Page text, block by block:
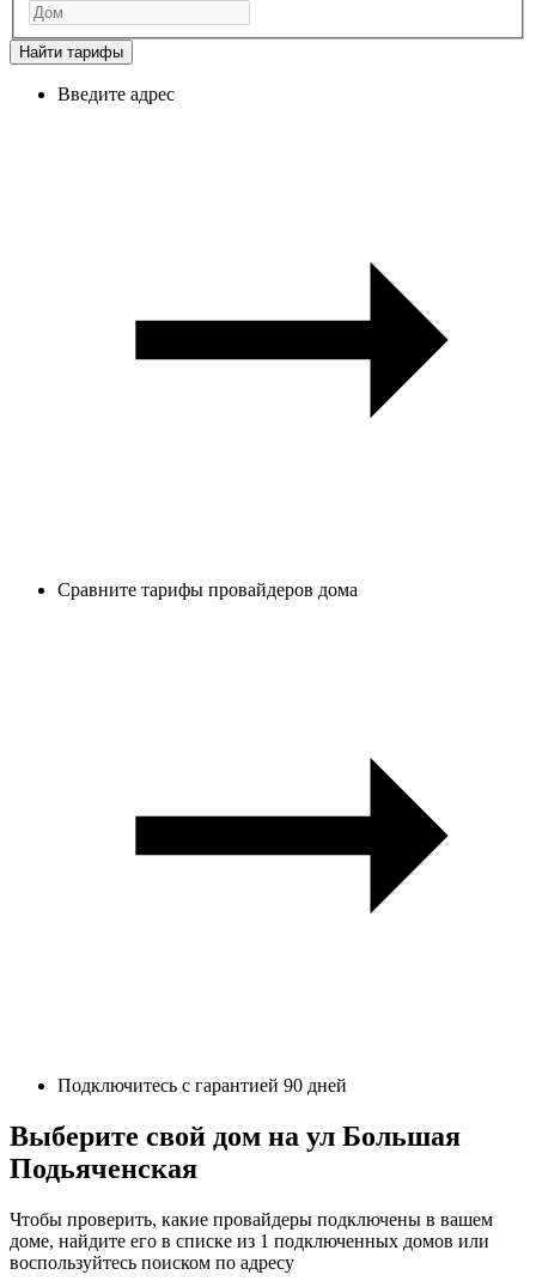
Найти тарифы
Введите адрес
Сравните тарифы провайдеров дома
Подключитесь с гарантией 90 дней
Выберите свой дом на ул Большая
Подьяченская
Чтобы проверить, какие провайдеры подключены в вашем
доме, найдите его в списке из 1 подключенных домов или
воспользуйтесь поиском по адресу